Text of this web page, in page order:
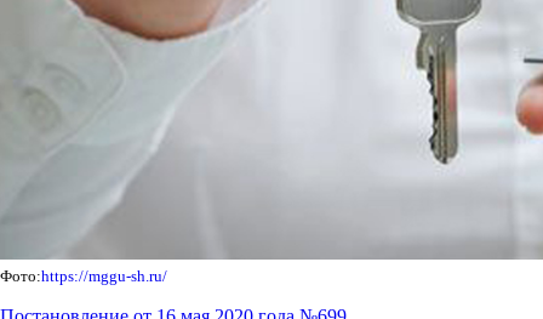
Фото:https://mggu-sh.ru/